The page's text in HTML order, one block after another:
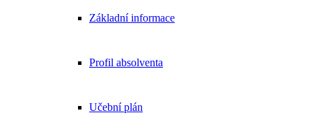
Základní informace
Profil absolventa
Učební plán